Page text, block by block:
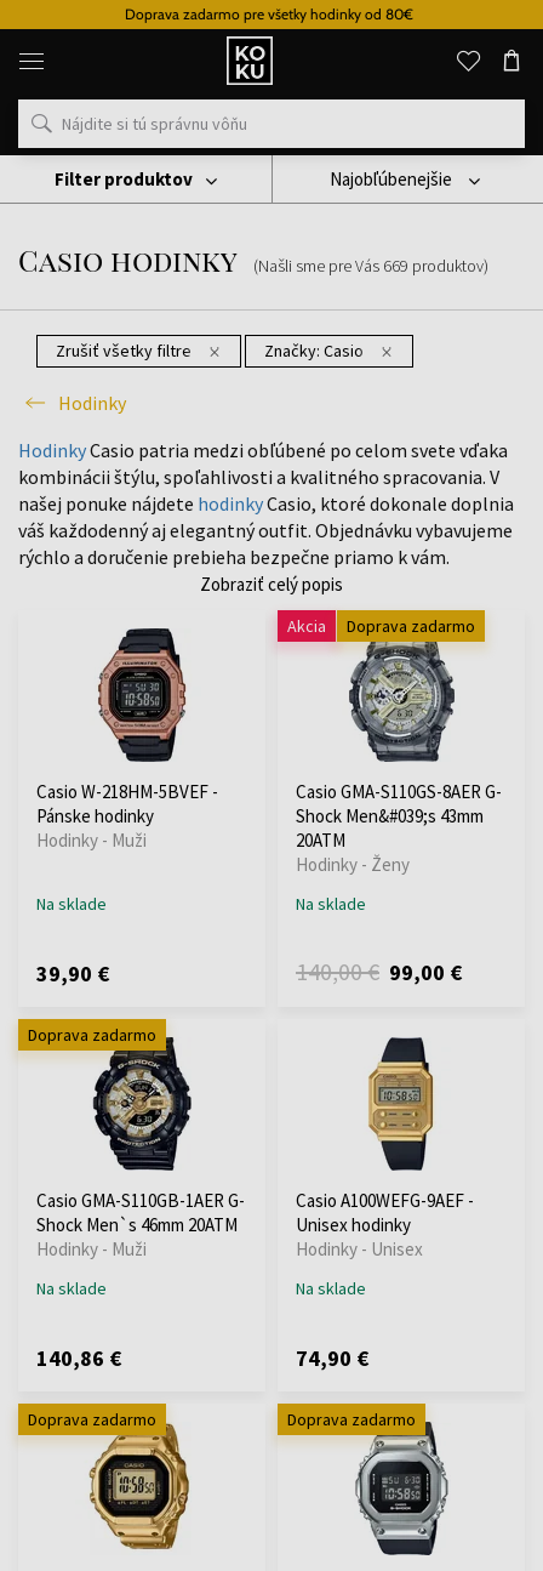
Doprava zadarmo pre všetky hodinky od 80€
Originálne
parfémy
hodinky
na
mieste
Hodinky
Casio Hodinky
Casio hodinky (Našli sme pre Vás 669 produktov)
Najobľúbenejšie
Zrušiť všetky filtre Značky: Casio
Hodinky
Filter produktov
HodinkyCasio patria medzi obľúbené po celom svete vďaka
kombinácii štýlu, spoľahlivosti a kvalitného spracovania. V
našej ponuke nájdete hodinkyCasio, ktoré dokonale doplnia
váš každodenný aj elegantný outfit. Objednávku vybavujeme
rýchlo a doručenie prebieha bezpečne priamo k vám.
Zobraziť celý popis
Casio W-218HM-5BVEF -
Pánske hodinky
Hodinky - Muži
Na sklade
39,90 €
Akcia Doprava zadarmo
Casio GMA-S110GS-8AER G-
Shock Men&#039;s 43mm
20ATM
Hodinky - Ženy
Na sklade
140,00 € 99,00 €
Doprava zadarmo
Casio GMA-S110GB-1AER G-
Shock Men`s 46mm 20ATM
Hodinky - Muži
Na sklade
140,86 €
Casio A100WEFG-9AEF -
Unisex hodinky
Hodinky - Unisex
Na sklade
74,90 €
Doprava zadarmo Doprava zadarmo